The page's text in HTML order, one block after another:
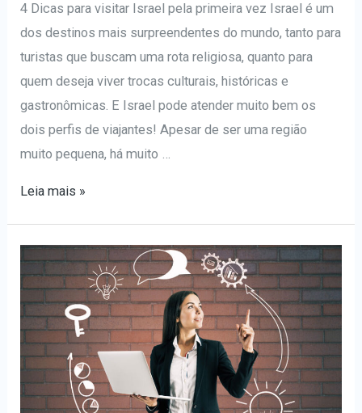
4 Dicas para visitar Israel pela primeira vez Israel é um
dos destinos mais surpreendentes do mundo, tanto para
turistas que buscam uma rota religiosa, quanto para
quem deseja viver trocas culturais, históricas e
gastronômicas. E Israel pode atender muito bem os
dois perfis de viajantes! Apesar de ser uma região
muito pequena, há muito …
4
visitar
Israel
pela
primeira
vez
Leia mais »